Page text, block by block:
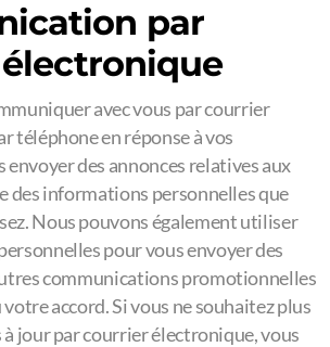
par
avec vous par courrier
téléphone en réponse à vos
envoyer des annonces relatives aux
des informations personnelles que
Nous pouvons également utiliser
pour vous envoyer des
communications promotionnelles
accord. Si vous ne souhaitez plus
à jour par courrier électronique, vous